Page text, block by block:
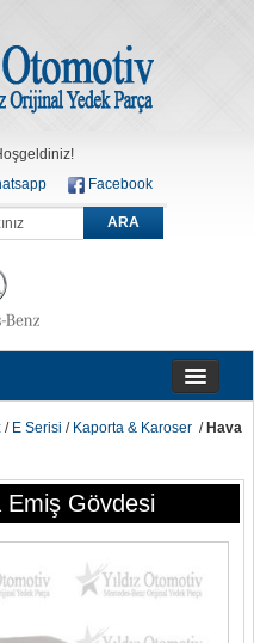
Facebook
ARA
/ E Serisi / Kaporta & Karoser / Hava
Emiş Gövdesi